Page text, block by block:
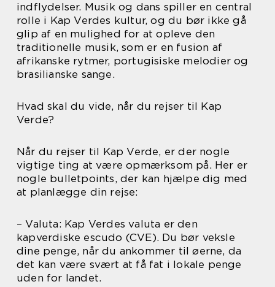
indflydelser. Musik og dans spiller en central
rolle i Kap Verdes kultur, og du bør ikke gå
glip af en mulighed for at opleve den
traditionelle musik, som er en fusion af
afrikanske rytmer, portugisiske melodier og
brasilianske sange.
Hvad skal du vide, når du rejser til Kap
Verde?
Når du rejser til Kap Verde, er der nogle
vigtige ting at være opmærksom på. Her er
nogle bulletpoints, der kan hjælpe dig med
at planlægge din rejse:
– Valuta: Kap Verdes valuta er den
kapverdiske escudo (CVE). Du bør veksle
dine penge, når du ankommer til øerne, da
det kan være svært at få fat i lokale penge
uden for landet.